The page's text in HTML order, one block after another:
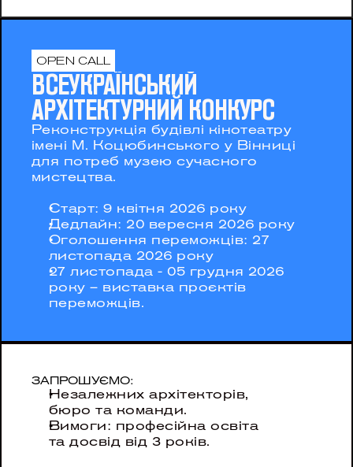
OPEN CALL
ВСЕУКРАЇНСЬКИЙ
АРХІТЕКТУРНИЙ КОНКУРС
Реконструкція будівлі кінотеатру
імені М. Коцюбинського у Вінниці
для потреб музею сучасного
мистецтва.
Старт: 9 квітня 2026 року
Дедлайн: 20 вересня 2026 року
Оголошення переможців: 27
листопада 2026 року
27 листопада - 05 грудня 2026
року – виставка проєктів
переможців.
ЗАПРОШУЄМО:
Незалежних архітекторів,
бюро та команди.
Вимоги: професійна освіта
та досвід від 3 років.